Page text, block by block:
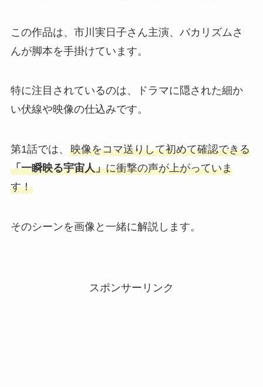
この作品は、市川実日子さん主演、バカリズムさ
んが脚本を手掛けています。
特に注目されているのは、ドラマに隠された細か
い伏線や映像の仕込みです。
第1話では、 映像をコマ送りして初めて確認できる
「一瞬映る宇宙人」に衝撃の声が上がっていま
す！
そのシーンを画像と一緒に解説します。
スポンサーリンク